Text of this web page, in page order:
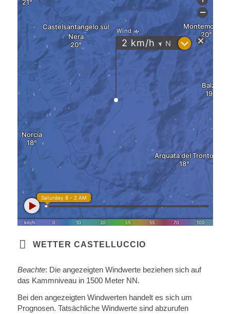
WETTER CASTELLUCCIO
Beachte: Die angezeigten Windwerte beziehen sich auf
das Kammniveau in 1500 Meter NN.
Bei den angezeigten Windwerten handelt es sich um
Prognosen. Tatsächliche Windwerte sind abzurufen